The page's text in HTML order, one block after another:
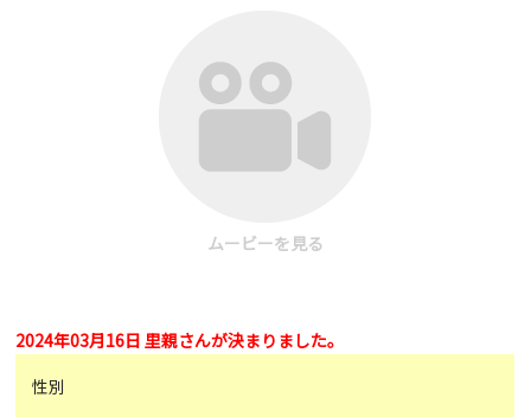
ムービーを見る
2024年03月16日 里親さんが決まりました。
性別